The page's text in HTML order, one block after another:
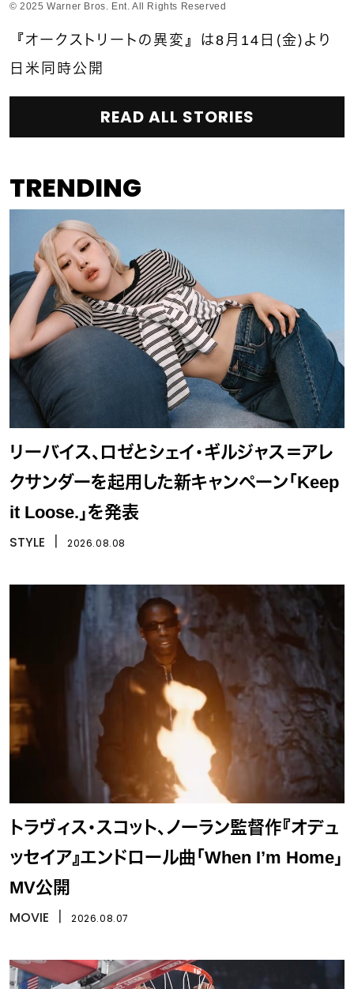
© 2025 Warner Bros. Ent. All Rights Reserved
『オークストリートの異変』は8月14日（金）より
日米同時公開
READ ALL STORIES
TRENDING
リーバイス、ロゼとシェイ・ギルジャス＝アレ
クサンダーを起用した新キャンペーン「Keep
it Loose.」を発表
STYLE 2026.08.08
トラヴィス・スコット、ノーラン監督作『オデュ
ッセイア』エンドロール曲「When I’m Home」
MV公開
MOVIE 2026.08.07